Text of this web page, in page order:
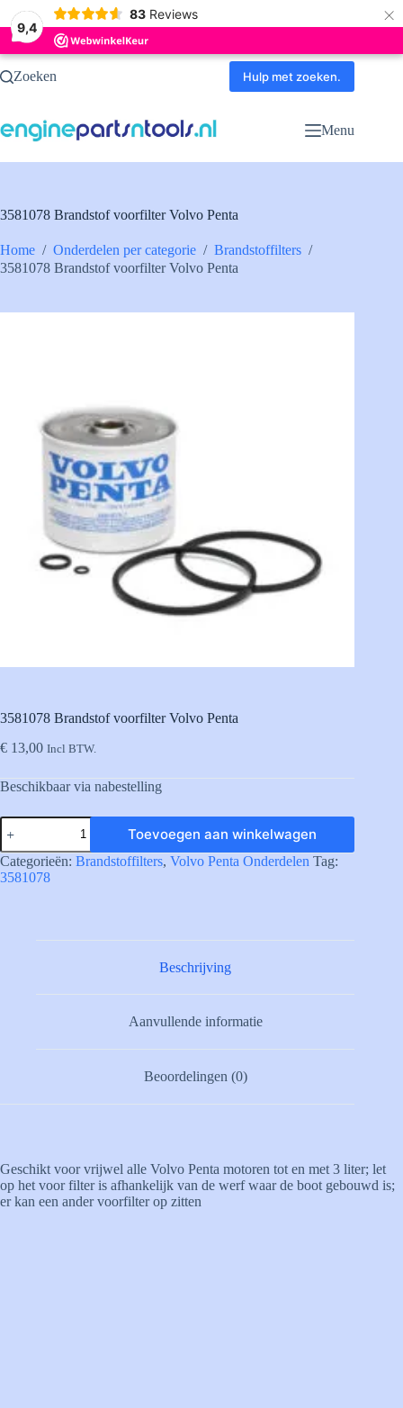
9,4
83 Reviews ×
Ga
naarZoeken Hulp met zoeken.
Menu
3581078 Brandstof voorfilter Volvo Penta
Home / Onderdelen per categorie / Brandstoffilters /
3581078 Brandstof voorfilter Volvo Penta
3581078 Brandstof voorfilter Volvo Penta
€ 13,00 Incl BTW.
Beschikbaar via nabestelling
3581078
Brandstof
voorfilter
Volvo
Penta
Toevoegen aan winkelwagen
Categorieën: Brandstoffilters, Volvo Penta Onderdelen Tag:
3581078
Beschrijving
Aanvullende informatie
Beoordelingen (0)
Geschikt voor vrijwel alle Volvo Penta motoren tot en met 3 liter; let
op het voor filter is afhankelijk van de werf waar de boot gebouwd is;
er kan een ander voorfilter op zitten